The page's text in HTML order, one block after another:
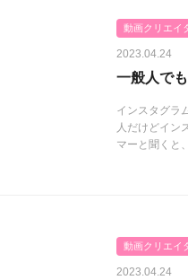
動画クリエイ
2023.04.24
一般人で
インスタグラ
人だけどイン
マーと聞くと
動画クリエイ
2023.04.24